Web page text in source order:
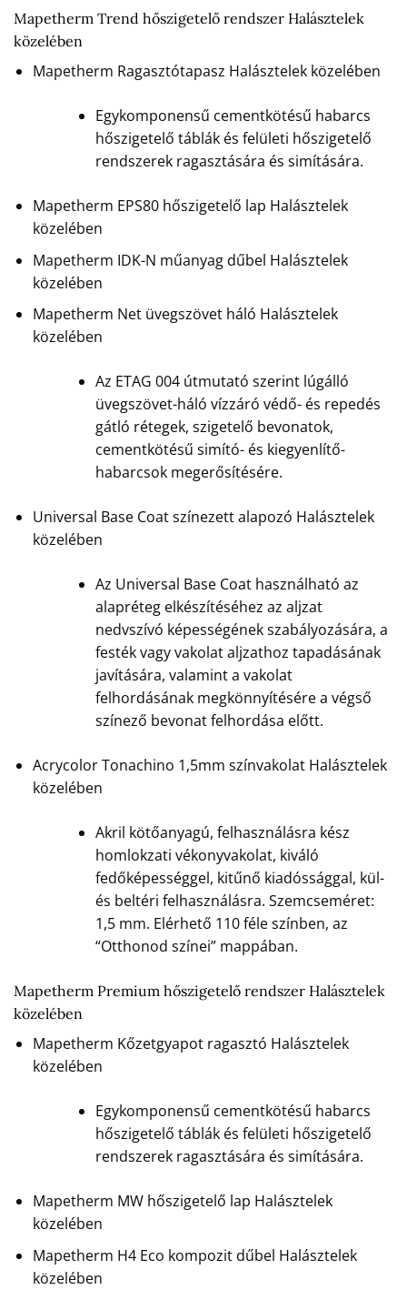
Mapetherm Trend hőszigetelő rendszer Halásztelek
közelében
Mapetherm Ragasztótapasz Halásztelek közelében
Egykomponensű cementkötésű habarcs
hőszigetelő táblák és felületi hőszigetelő
rendszerek ragasztására és simítására.
Mapetherm EPS80 hőszigetelő lap Halásztelek
közelében
Mapetherm IDK-N műanyag dűbel Halásztelek
közelében
Mapetherm Net üvegszövet háló Halásztelek
közelében
Az ETAG 004 útmutató szerint lúgálló
üvegszövet-háló vízzáró védő- és repedés
gátló rétegek, szigetelő bevonatok,
cementkötésű simító- és kiegyenlítő-
habarcsok megerősítésére.
Universal Base Coat színezett alapozó Halásztelek
közelében
Az Universal Base Coat használható az
alapréteg elkészítéséhez az aljzat
nedvszívó képességének szabályozására, a
festék vagy vakolat aljzathoz tapadásának
javítására, valamint a vakolat
felhordásának megkönnyítésére a végső
színező bevonat felhordása előtt.
Acrycolor Tonachino 1,5mm színvakolat Halásztelek
közelében
Akril kötőanyagú, felhasználásra kész
homlokzati vékonyvakolat, kiváló
fedőképességgel, kitűnő kiadóssággal, kül-
és beltéri felhasználásra. Szemcseméret:
1,5 mm. Elérhető 110 féle színben, az
“Otthonod színei” mappában.
Mapetherm Premium hőszigetelő rendszer Halásztelek
közelében
Mapetherm Kőzetgyapot ragasztó Halásztelek
közelében
Egykomponensű cementkötésű habarcs
hőszigetelő táblák és felületi hőszigetelő
rendszerek ragasztására és simítására.
Mapetherm MW hőszigetelő lap Halásztelek
közelében
Mapetherm H4 Eco kompozit dűbel Halásztelek
közelében